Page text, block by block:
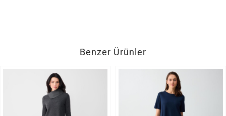
Benzer Ürünler